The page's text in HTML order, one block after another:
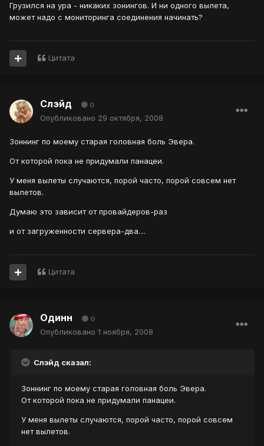
Грузился на ура - никаких зонингов. И ни одного вылета,
может надо с мониторинга соединения начинать?
Цитата
Слэйд 0
Опубликовано 29 октября, 2008
Зоннинг по моему старая головная боль Эвера.
От которой пока не придумали панацеи.
У меня вылеты случаются, порой часто, порой совсем нет
вылетов.
Думаю это зависит от провайдеров-раз
и от загруженности сервера-два....
Цитата
Одинн 0
Опубликовано 1 ноября, 2008
Слэйд сказал:
Зоннинг по моему старая головная боль Эвера.
От которой пока не придумали панацеи.
У меня вылеты случаются, порой часто, порой совсем
нет вылетов.